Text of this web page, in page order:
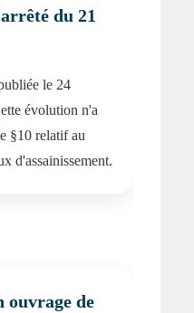
du 21
le 24
évolution n'a
§10 relatif au
d'assainissement.
ouvrage de